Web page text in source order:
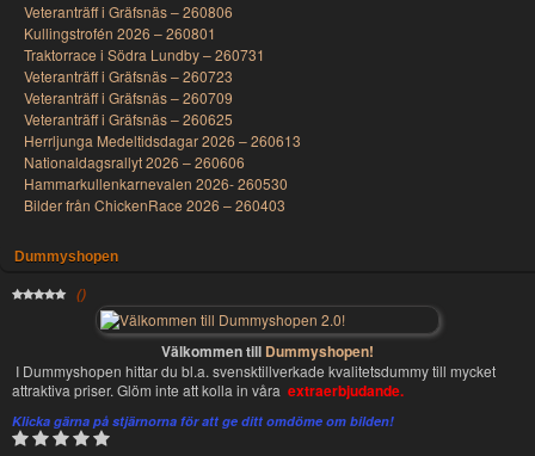
Veteranträff i Gräfsnäs – 260806
Kullingstrofén 2026 – 260801
Traktorrace i Södra Lundby – 260731
Veteranträff i Gräfsnäs – 260723
Veteranträff i Gräfsnäs – 260709
Veteranträff i Gräfsnäs – 260625
Herrljunga Medeltidsdagar 2026 – 260613
Nationaldagsrallyt 2026 – 260606
Hammarkullenkarnevalen 2026- 260530
Bilder från ChickenRace 2026 – 260403
Dummyshopen
()
Välkommen till Dummyshopen!
I Dummyshopen hittar du bl.a. svensktillverkade kvalitetsdummy till mycket
attraktiva priser. Glöm inte att kolla in våra extraerbjudande.
Klicka gärna på stjärnorna för att ge ditt omdöme om bilden!